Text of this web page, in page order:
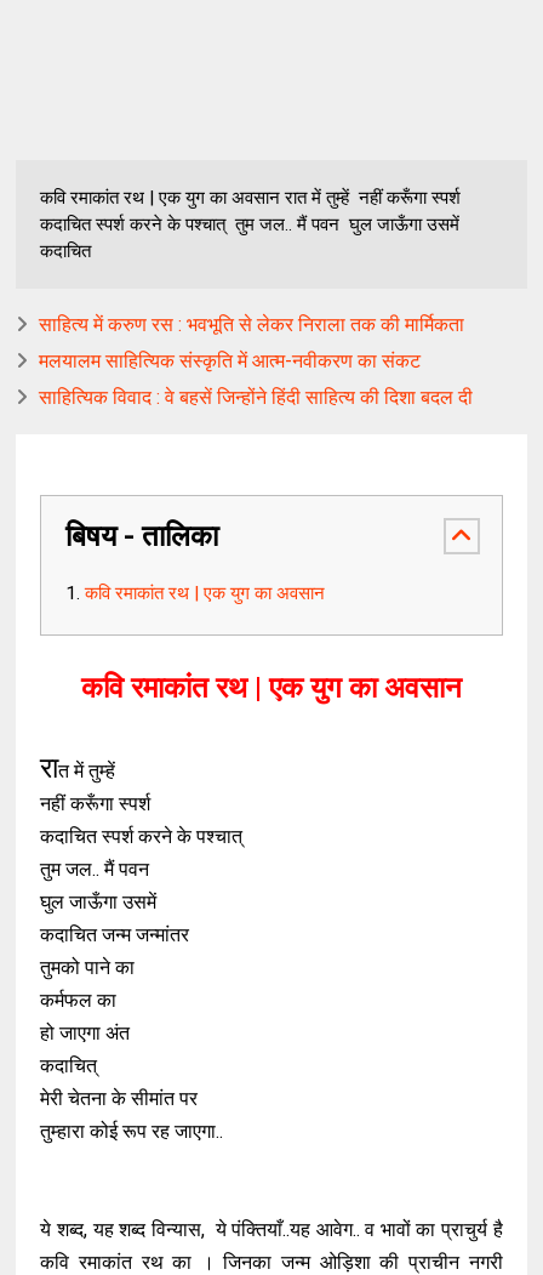
कवि रमाकांत रथ | एक युग का अवसान रात में तुम्हें नहीं करूँगा स्पर्श
कदाचित स्पर्श करने के पश्चात् तुम जल.. मैं पवन घुल जाऊँगा उसमें
कदाचित
साहित्य में करुण रस : भवभूति से लेकर निराला तक की मार्मिकता
मलयालम साहित्यिक संस्कृति में आत्म-नवीकरण का संकट
साहित्यिक विवाद : वे बहसें जिन्होंने हिंदी साहित्य की दिशा बदल दी
बिषय - तालिका
कवि रमाकांत रथ | एक युग का अवसान
कवि रमाकांत रथ | एक युग का अवसान
रात में तुम्हें
नहीं करूँगा स्पर्श
कदाचित स्पर्श करने के पश्चात्
तुम जल.. मैं पवन
घुल जाऊँगा उसमें
कदाचित जन्म जन्मांतर
तुमको पाने का
कर्मफल का
हो जाएगा अंत
कदाचित्
मेरी चेतना के सीमांत पर
तुम्हारा कोई रूप रह जाएगा..
ये शब्द, यह शब्द विन्यास, ये पंक्तियाँ..यह आवेग.. व भावों का प्राचुर्य है
कवि रमाकांत रथ का । जिनका जन्म ओड़िशा की प्राचीन नगरी